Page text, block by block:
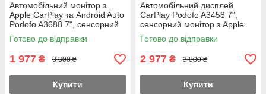
Автомобільний монітор з
Apple CarPlay та Android Auto
Podofo A3688 7", сенсорний
дисплей, Wi-Fi, Bluetooth,
FM, підтримка камери
Готово до відправки
1 977 ₴ 3 300 ₴
Купити
Автомобільний дисплей
CarPlay Podofo A3458 7",
сенсорний монітор з Apple
CarPlay та Android Auto,
Bluetooth, FM, підтримка
Готово до відправки
2 977 ₴ 3 800 ₴
Купити